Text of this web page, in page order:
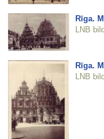
Rīga.
LNB
Rīga.
LNB